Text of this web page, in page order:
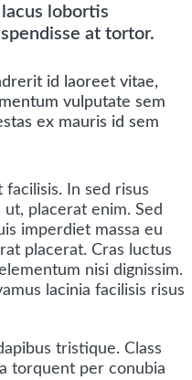
lobortis
at tortor.
id laoreet vitae,
vulputate sem
ex mauris id sem
In sed risus
placerat enim. Sed
imperdiet massa eu
placerat. Cras luctus
nisi dignissim.
lacinia facilisis risus
tristique. Class
torquent per conubia